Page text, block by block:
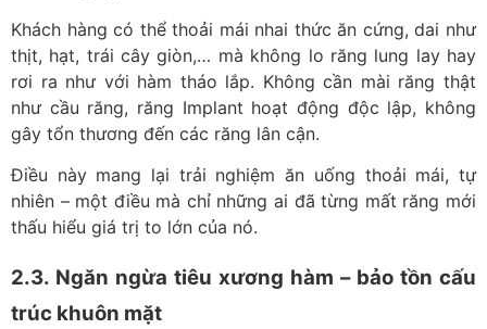
Khách hàng có thể thoải mái nhai thức ăn cứng, dai như
thịt, hạt, trái cây giòn,… mà không lo răng lung lay hay
rơi ra như với hàm tháo lắp. Không cần mài răng thật
như cầu răng, răng Implant hoạt động độc lập, không
gây tổn thương đến các răng lân cận.
Điều này mang lại trải nghiệm ăn uống thoải mái, tự
nhiên – một điều mà chỉ những ai đã từng mất răng mới
thấu hiểu giá trị to lớn của nó.
2.3. Ngăn ngừa tiêu xương hàm – bảo tồn cấu
trúc khuôn mặt